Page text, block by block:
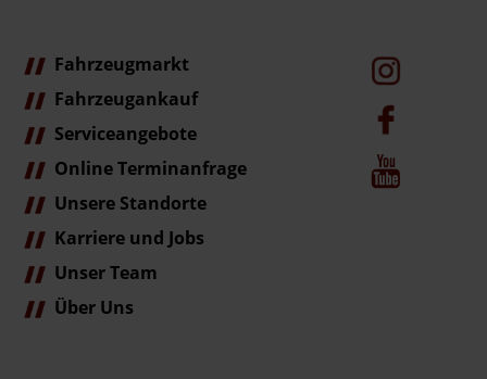
Fahrzeugmarkt
Fahrzeugankauf
Serviceangebote
Online Terminanfrage
Unsere Standorte
Karriere und Jobs
Unser Team
Über Uns